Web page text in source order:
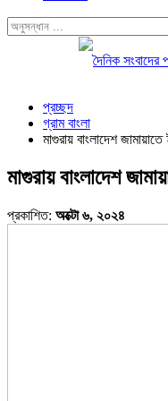
প্রচ্ছদ
গ্রাম বাংলা
মাগুরায় বাংলাদেশ
মাগুরায় বাংলাদেশ
প্রকাশিত: অক্টো ৬, ২০২৪